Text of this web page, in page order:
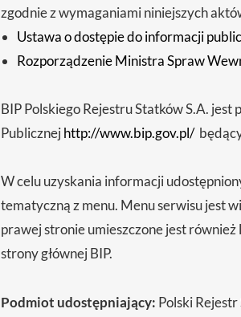
zgodnie z wymaganiami niniejszych
Ustawa o dostępie do informacji
Rozporządzenie Ministra Spraw
BIP Polskiego Rejestru Statków S.A.
Publicznejhttp://www.bip.gov.pl/
W celu uzyskania informacji
tematyczną z menu. Menu serwisu jest
prawej stronie umieszczone jest
strony głównej BIP.
Podmiot udostępniający: Polski